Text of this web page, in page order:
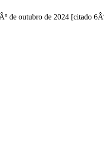
de outubro de 2024 [citado